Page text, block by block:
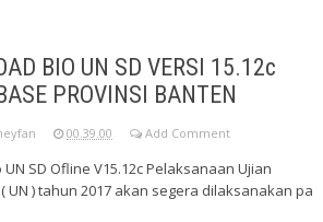
BIO UN SD VERSI 15.12c
PROVINSI BANTEN
00.39.00 Add Comment
UN SD Ofline V15.12c Pelaksanaan Ujian
UN ) tahun 2017 akan segera dilaksanakan pa